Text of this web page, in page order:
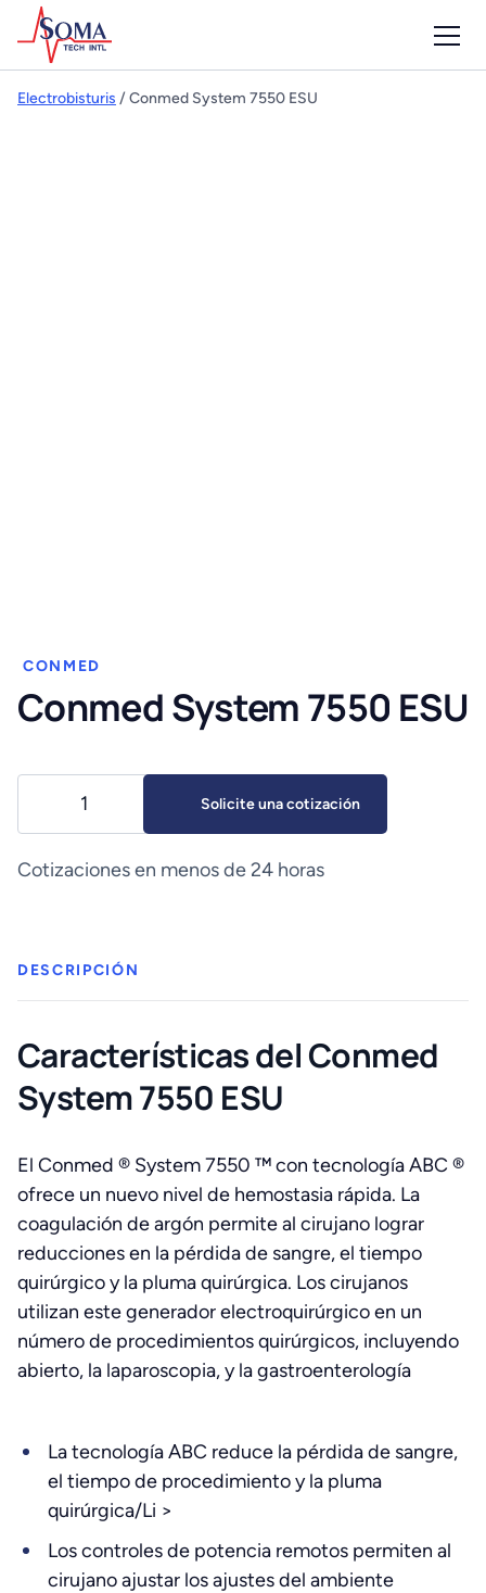
Electrobisturis / Conmed System 7550 ESU
CONMED
Conmed System 7550 ESU
7550
ESU
Solicite una cotización
Cotizaciones en menos de 24 horas
DESCRIPCIÓN
Características del Conmed
System 7550 ESU
El Conmed ® System 7550 ™ con tecnología ABC ®
ofrece un nuevo nivel de hemostasia rápida. La
coagulación de argón permite al cirujano lograr
reducciones en la pérdida de sangre, el tiempo
quirúrgico y la pluma quirúrgica. Los cirujanos
utilizan este generador electroquirúrgico en un
número de procedimientos quirúrgicos, incluyendo
abierto, la laparoscopia, y la gastroenterología
La tecnología ABC reduce la pérdida de sangre,
el tiempo de procedimiento y la pluma
quirúrgica/Li >
Los controles de potencia remotos permiten al
cirujano ajustar los ajustes del ambiente